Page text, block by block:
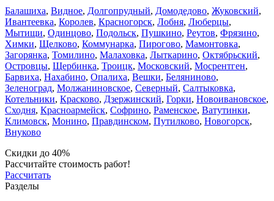
Балашиха, Видное, Долгопрудный, Домодедово, Жуковский,
Ивантеевка, Королев, Красногорск, Лобня, Люберцы,
Мытищи, Одинцово, Подольск, Пушкино, Реутов, Фрязино,
Химки, Щелково, Коммунарка, Пирогово, Мамонтовка,
Загорянка, Томилино, Малаховка, Лыткарино, Октябрьский,
Островцы, Щербинка, Троицк, Московский, Мосрентген,
Барвиха, Нахабино, Опалиха, Вешки, Беляниново,
Зеленоград, Молжаниновское, Северный, Салтыковка,
Котельники, Красково, Дзержинский, Горки, Новоивановское,
Сходня, Красноармейск, Софрино, Раменское, Ватутинки,
Климовск, Монино, Правдинском, Путилково, Новогорск,
Внуково
Скидки до 40%
Рассчитайте стоимость работ!
Рассчитать
Разделы